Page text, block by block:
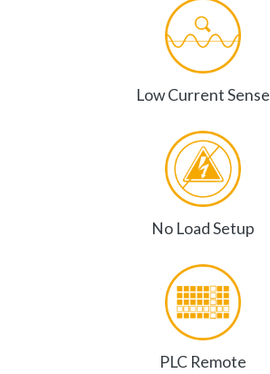
Low Current Sense
No Load Setup
PLC Remote